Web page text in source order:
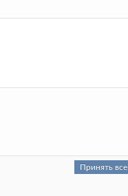
Принять все